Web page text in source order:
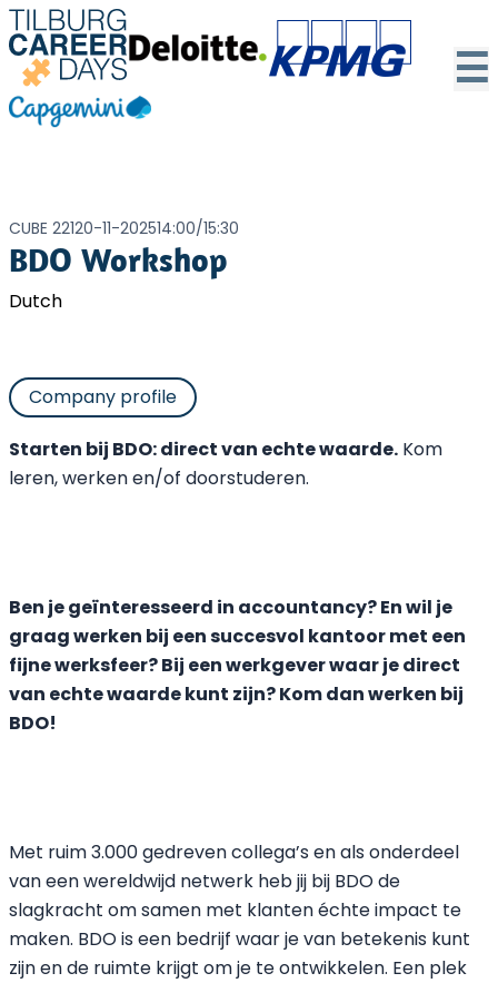
☰
CUBE 22120-11-202514:00/15:30
BDO Workshop
Dutch
Company profile
Starten bij BDO: direct van echte waarde. Kom
leren, werken en/of doorstuderen.
Ben je geïnteresseerd in accountancy? En wil je
graag werken bij een succesvol kantoor met een
fijne werksfeer? Bij een werkgever waar je direct
van echte waarde kunt zijn? Kom dan werken bij
BDO!
Met ruim 3.000 gedreven collega’s en als onderdeel
van een wereldwijd netwerk heb jij bij BDO de
slagkracht om samen met klanten échte impact te
maken. BDO is een bedrijf waar je van betekenis kunt
zijn en de ruimte krijgt om je te ontwikkelen. Een plek